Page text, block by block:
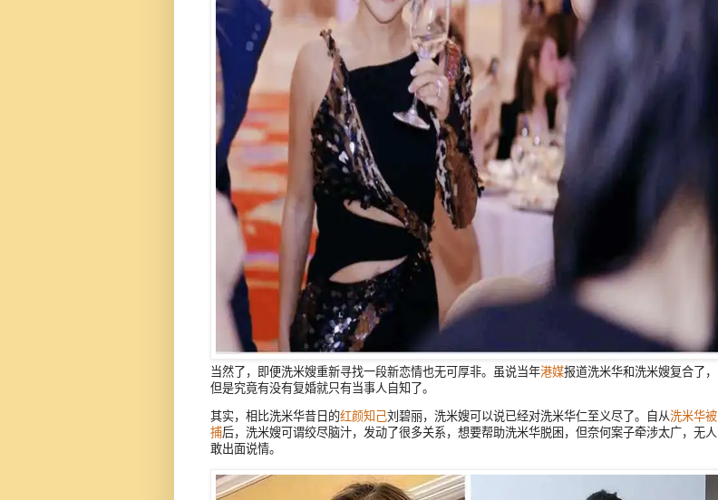
当然了，即便洗米嫂重新寻找一段新恋情也无可厚非。虽说当年港媒报道洗米华和洗米嫂复合了，
但是究竟有没有复婚就只有当事人自知了。
其实，相比洗米华昔日的红颜知己刘碧丽，洗米嫂可以说已经对洗米华仁至义尽了。自从洗米华被
捕后，洗米嫂可谓绞尽脑汁，发动了很多关系，想要帮助洗米华脱困，但奈何案子牵涉太广，无人
敢出面说情。